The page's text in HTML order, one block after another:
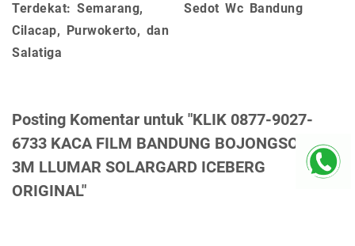
Terdekat: Semarang,
Cilacap, Purwokerto, dan
Salatiga
Sedot Wc Bandung
Posting Komentar untuk "KLIK 0877-9027-
6733 KACA FILM BANDUNG BOJONGSOANG
3M LLUMAR SOLARGARD ICEBERG
ORIGINAL"